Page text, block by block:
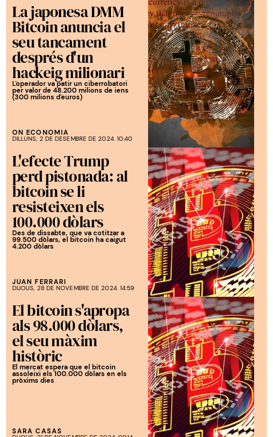
La japonesa DMM
Bitcoin anuncia el
seu tancament
després d'un
hackeig milionari
L'operador va patir un ciberrobatori
per valor de 48.200 milions de iens
(300 milions d'euros)
ON ECONOMIA
DILLUNS, 2 DE DESEMBRE DE 2024. 10:40
L'efecte Trump
perd pistonada: al
bitcoin se li
resisteixen els
100.000 dòlars
Des de dissabte, que va cotitzar a
99.500 dòlars, el bitcoin ha caigut
4.200 dòlars
JUAN FERRARI
DIJOUS, 28 DE NOVEMBRE DE 2024. 14:59
El bitcoin s'apropa
als 98.000 dòlars,
el seu màxim
històric
El mercat espera que el bitcoin
assoleixi els 100.000 dòlars en els
pròxims dies
SARA CASAS